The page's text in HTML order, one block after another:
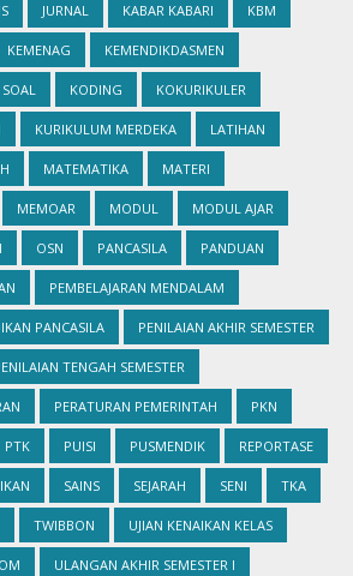
JURNAL KABAR KABARI KBM
KEMENAG KEMENDIKDASMEN
SOAL KODING KOKURIKULER
KURIKULUM MERDEKA LATIHAN
MATEMATIKA MATERI
MEMOAR MODUL MODUL AJAR
OSN PANCASILA PANDUAN
PEMBELAJARAN MENDALAM
PANCASILA PENILAIAN AKHIR SEMESTER
TENGAH SEMESTER
PERATURAN PEMERINTAH PKN
PTK PUISI PUSMENDIK REPORTASE
SAINS SEJARAH SENI TKA
TWIBBON UJIAN KENAIKAN KELAS
ULANGAN AKHIR SEMESTER I